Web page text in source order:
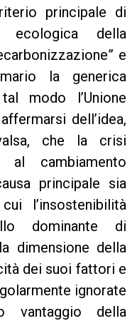
principale di
ecologica della
e
la generica
modo l’Unione
dell’idea,
che la crisi
cambiamento
principale sia
l’insostenibilità
dominante di
dimensione della
dei suoi fattori e
ignorate
vantaggio della